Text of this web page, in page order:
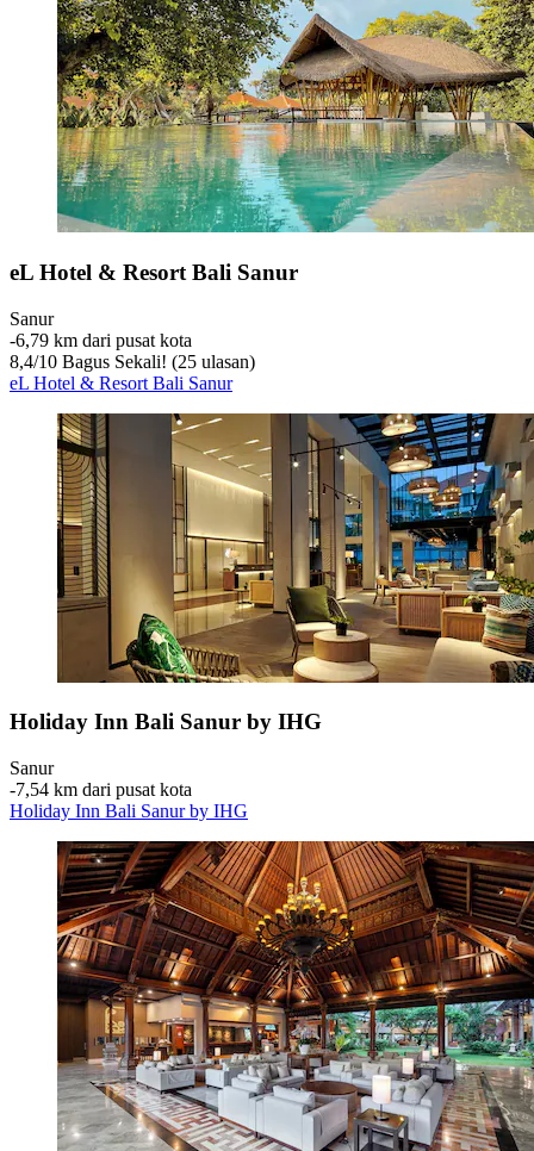
eL Hotel & Resort Bali Sanur
Sanur
‐6,79 km dari pusat kota
8,4/10 Bagus Sekali! (25 ulasan)
eL Hotel & Resort Bali Sanur
Holiday Inn Bali Sanur by IHG
Sanur
‐7,54 km dari pusat kota
Holiday Inn Bali Sanur by IHG